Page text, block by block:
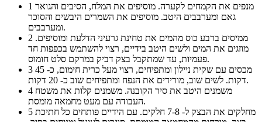
1
גאם ומערבבים היטב. מוסיפים את השמרים היבשים והסוכר
ומערבבים.
2
מוזגים את המים ולשים היטב בידיים, רצוי להשתמש בכפפות חד
פעמיות, עד שמתקבל בצק דביק במרקם סלט חומוס.
3
דקות. לשים שוב, מורידים את הנפח ומתפיחים שוב כ- 20 דקות.
4
העבודה עם מעט מחמאה מומסת.
5